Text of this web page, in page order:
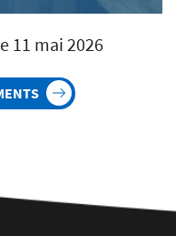
11 mai 2026